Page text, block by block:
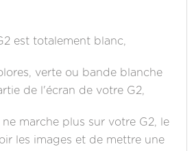
est totalement blanc,
verte ou bande blanche
de l'écran de votre G2,
ne marche plus sur votre G2, le
les images et de mettre une